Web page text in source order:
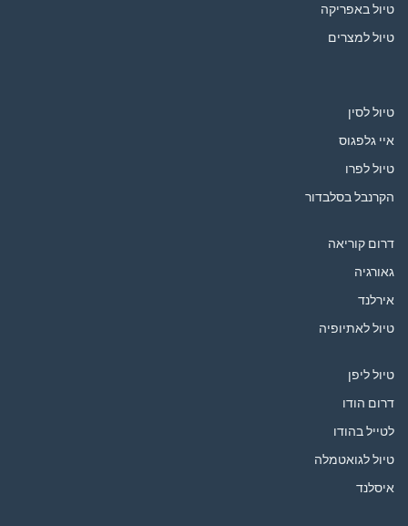
טיול באפריקה
טיול למצרים
טיול לסין
איי גלפגוס
טיול לפרו
הקרנבל בסלבדור
דרום קוריאה
גאורגיה
אירלנד
טיול לאתיופיה
טיול ליפן
דרום הודו
לטייל בהודו
טיול לגואטמלה
איסלנד